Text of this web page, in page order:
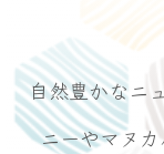
自然豊かなニ
ニーやマヌ